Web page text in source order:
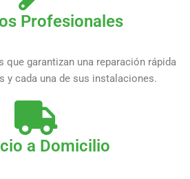
Profesionales
garantizan una reparación rápida
y cada una de sus instalaciones.
a Domicilio